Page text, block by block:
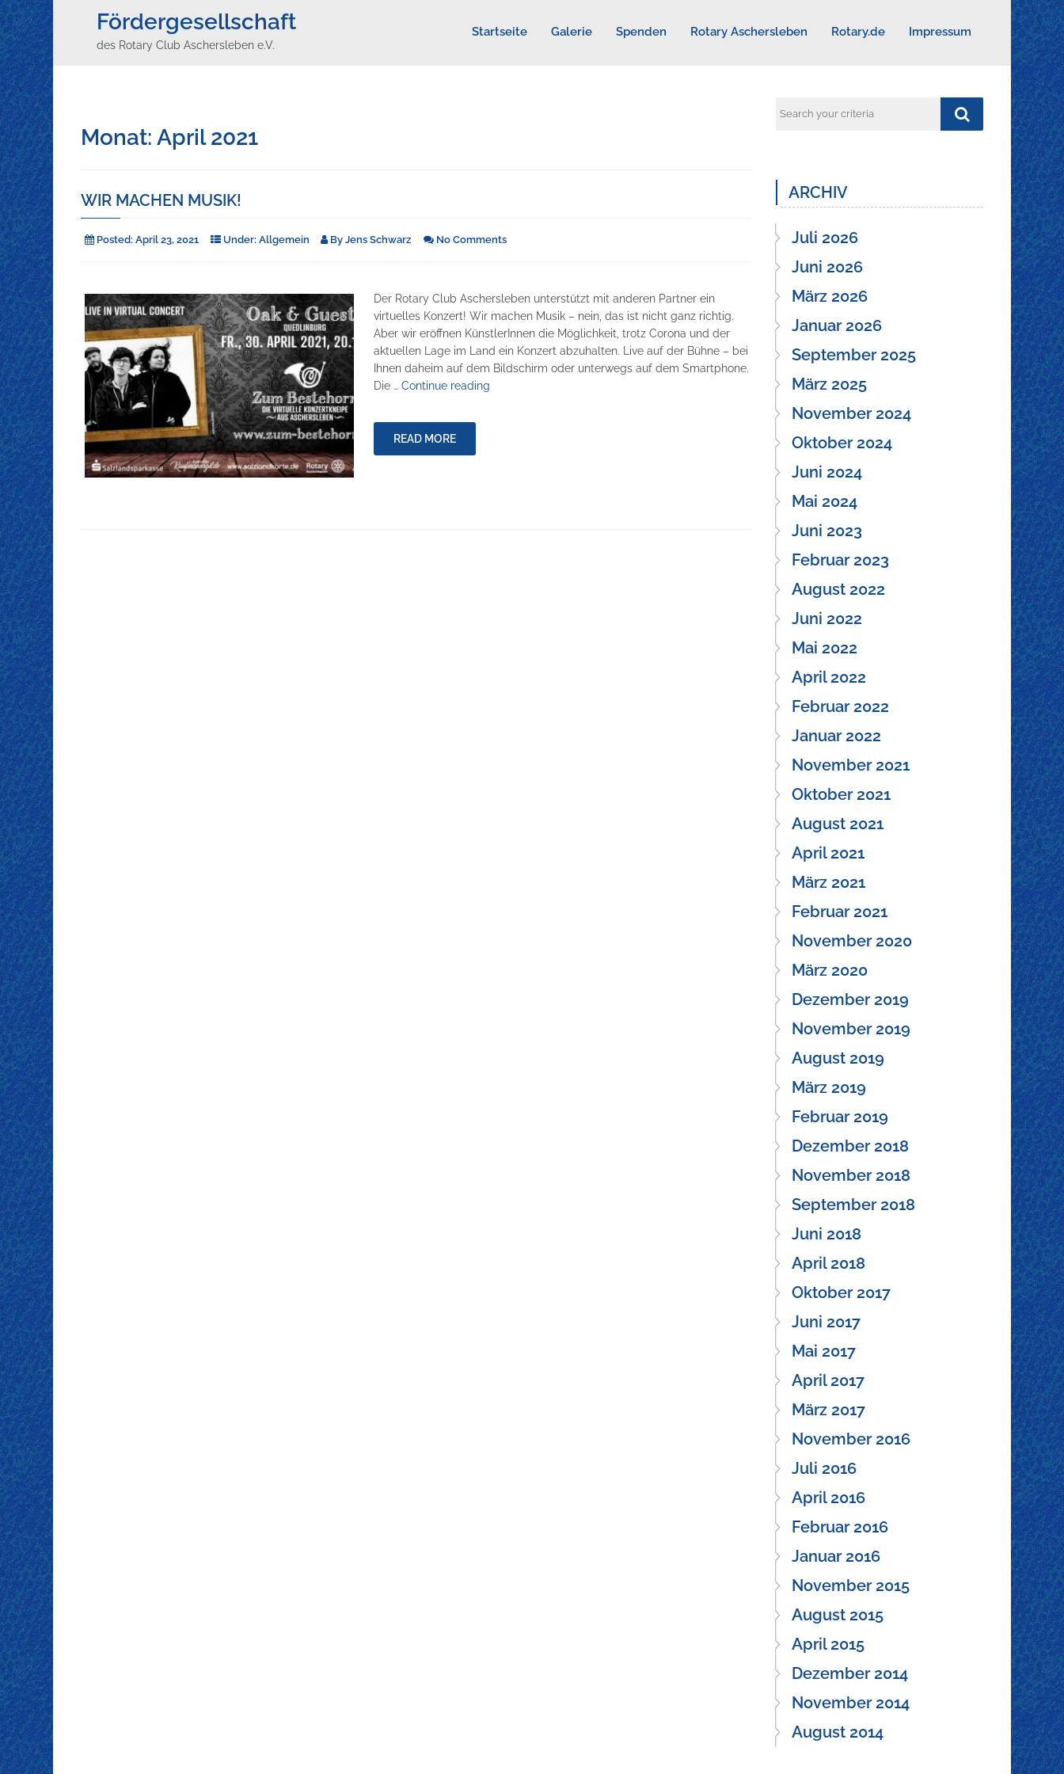
Fördergesellschaft
des Rotary Club Aschersleben e.V.
Startseite Galerie Spenden Rotary Aschersleben Rotary.de Impressum
Monat: April 2021
WIR MACHEN MUSIK!
Posted: April 23, 2021 Under: Allgemein By Jens Schwarz No Comments
Der Rotary Club Aschersleben unterstützt mit anderen Partner ein
virtuelles Konzert! Wir machen Musik – nein, das ist nicht ganz richtig.
Aber wir eröffnen KünstlerInnen die Möglichkeit, trotz Corona und der
aktuellen Lage im Land ein Konzert abzuhalten. Live auf der Bühne – bei
Ihnen daheim auf dem Bildschirm oder unterwegs auf dem Smartphone.
Die … Continue reading
READ MORE
ARCHIV
Juli 2026
Juni 2026
März 2026
Januar 2026
September 2025
März 2025
November 2024
Oktober 2024
Juni 2024
Mai 2024
Juni 2023
Februar 2023
August 2022
Juni 2022
Mai 2022
April 2022
Februar 2022
Januar 2022
November 2021
Oktober 2021
August 2021
April 2021
März 2021
Februar 2021
November 2020
März 2020
Dezember 2019
November 2019
August 2019
März 2019
Februar 2019
Dezember 2018
November 2018
September 2018
Juni 2018
April 2018
Oktober 2017
Juni 2017
Mai 2017
April 2017
März 2017
November 2016
Juli 2016
April 2016
Februar 2016
Januar 2016
November 2015
August 2015
April 2015
Dezember 2014
November 2014
August 2014